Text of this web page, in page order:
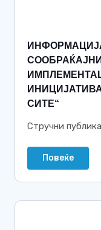
СИТЕ“
Стручни
Повеќе